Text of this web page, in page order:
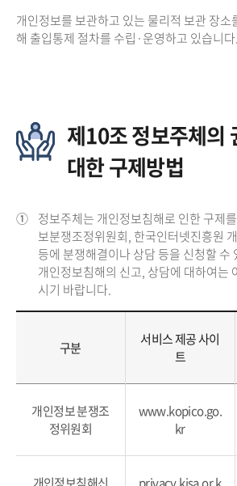
개인정보를 보관하고 있는 물리적 보관 장소
해 출입통제 절차를 수립·운영하고 있습니다.
제10조 정보주체의
대한 구제방법
① 정보주체는 개인정보침해로 인한 구제
보분쟁조정위원회, 한국인터넷진흥원
등에 분쟁해결이나 상담 등을 신청할 수
개인정보침해의 신고, 상담에 대하여는
시기 바랍니다.
구분
서비스 제공 사이
트
개인정보 분쟁조
정위원회
www.kopico.go.
kr
개인정보침해신 privacy.kisa.or.k